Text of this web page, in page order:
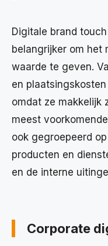
Digitale brand
belangrijker om het
waarde te geven.
en
omdat ze makkelijk
meest
ook gegroepeerd
producten en
en de interne
Corporate